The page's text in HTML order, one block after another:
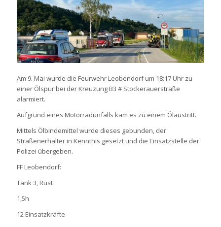
Am 9. Mai wurde die Feurwehr Leobendorf um 18:17 Uhr zu
einer Ölspur bei der Kreuzung B3 # Stockerauerstraße
alarmiert.
Aufgrund eines Motorradunfalls kam es zu einem Ölaustritt.
Mittels Ölbindemittel wurde dieses gebunden, der
Straßenerhalter in Kenntnis gesetzt und die Einsatzstelle der
Polizei übergeben.
FF Leobendorf:
Tank3, Rüst
1,5h
12 Einsatzkräfte